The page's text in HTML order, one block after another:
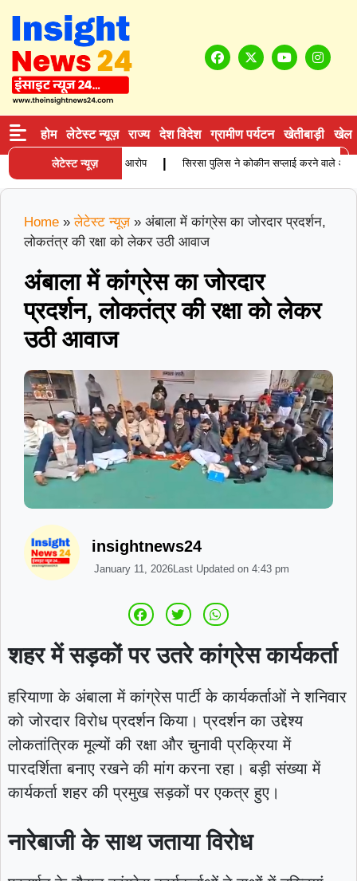
होम लेटेस्ट न्यूज़ राज्य देश विदेश ग्रामीण पर्यटन खेतीबाड़ी खेल
लेटेस्ट न्यूज़
मौत, परिजनों ने लगाए गंभीर आरोप सिरसा पुलिस ने कोकीन सप्लाई करने वाले आरोपी
Home » लेटेस्ट न्यूज़ »अंबाला में कांग्रेस का जोरदार प्रदर्शन,
लोकतंत्र की रक्षा को लेकर उठी आवाज
अंबाला में कांग्रेस का जोरदार
प्रदर्शन, लोकतंत्र की रक्षा को लेकर
उठी आवाज
insightnews24
January 11, 2026Last Updated on 4:43 pm
शहर में सड़कों पर उतरे कांग्रेस कार्यकर्ता
हरियाणा के अंबाला में कांग्रेस पार्टी के कार्यकर्ताओं ने शनिवार
को जोरदार विरोध प्रदर्शन किया। प्रदर्शन का उद्देश्य
लोकतांत्रिक मूल्यों की रक्षा और चुनावी प्रक्रिया में
पारदर्शिता बनाए रखने की मांग करना रहा। बड़ी संख्या में
कार्यकर्ता शहर की प्रमुख सड़कों पर एकत्र हुए।
नारेबाजी के साथ जताया विरोध